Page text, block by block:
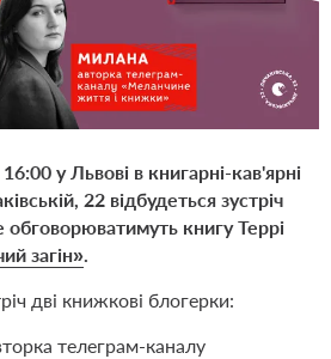
у Львові в книгарні-кав'ярні
22 відбудеться зустріч
книгу Террі
загін».
дві книжкові блогерки:
телеграм-каналу